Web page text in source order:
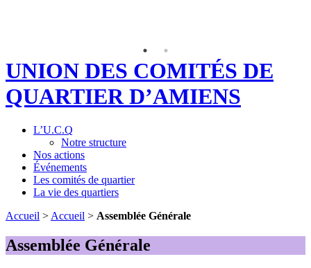
UNION DES COMITÉS DE
QUARTIER D’AMIENS
L’U.C.Q
Notre structure
Nos actions
Événements
Les comités de quartier
La vie des quartiers
Accueil >Accueil > Assemblée Générale
Assemblée Générale